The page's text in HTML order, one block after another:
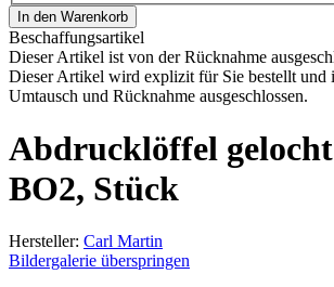
In den Warenkorb
Beschaffungsartikel
Dieser Artikel ist von der Rücknahme
Dieser Artikel wird explizit für Sie bestellt und
Umtausch und Rücknahme ausgeschlossen.
Abdrucklöffel
BO2, Stück
Hersteller: Carl Martin
Bildergalerie überspringen